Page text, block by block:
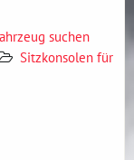
suchen
Sitzkonsolen für